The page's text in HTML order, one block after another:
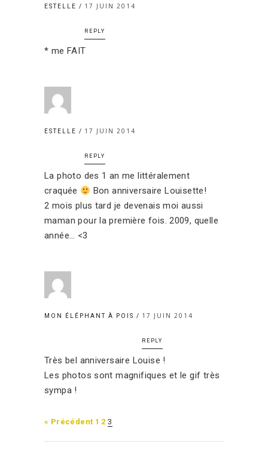
ESTELLE 17 JUIN 2014
REPLY
* me FAIT
ESTELLE 17 JUIN 2014
REPLY
La photo des 1 an me littéralement
craquée
Bon anniversaire Louisette!
2 mois plus tard je devenais moi aussi
maman pour la première fois. 2009, quelle
année… <3
MON ÉLÉPHANT À POIS 17 JUIN 2014
REPLY
Très bel anniversaire Louise !
Les photos sont magnifiques et le gif très
sympa !
« Précédent 1 2 3